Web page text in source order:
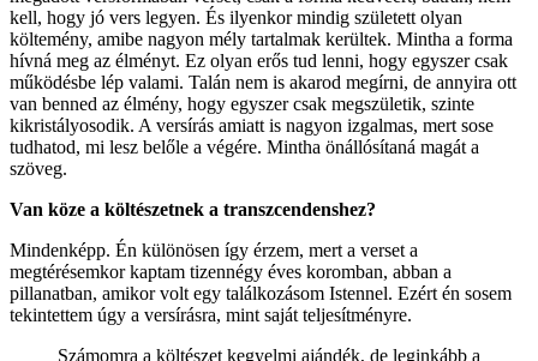
kell, hogy jó vers legyen. És ilyenkor mindig született olyan
költemény, amibe nagyon mély tartalmak kerültek. Mintha a forma
hívná meg az élményt. Ez olyan erős tud lenni, hogy egyszer csak
működésbe lép valami. Talán nem is akarod megírni, de annyira ott
van benned az élmény, hogy egyszer csak megszületik, szinte
kikristályosodik. A versírás amiatt is nagyon izgalmas, mert sose
tudhatod, mi lesz belőle a végére. Mintha önállósítaná magát a
szöveg.
Van köze a költészetnek a transzcendenshez?
Mindenképp. Én különösen így érzem, mert a verset a
megtérésemkor kaptam tizennégy éves koromban, abban a
pillanatban, amikor volt egy találkozásom Istennel. Ezért én sosem
tekintettem úgy a versírásra, mint saját teljesítményre.
Számomra a költészet kegyelmi ajándék, de leginkább a